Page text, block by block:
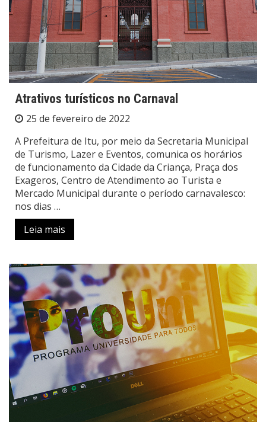
Atrativos turísticos no Carnaval
25 de fevereiro de 2022
A Prefeitura de Itu, por meio da Secretaria Municipal
de Turismo, Lazer e Eventos, comunica os horários
de funcionamento da Cidade da Criança, Praça dos
Exageros, Centro de Atendimento ao Turista e
Mercado Municipal durante o período carnavalesco:
nos dias …
Leia mais